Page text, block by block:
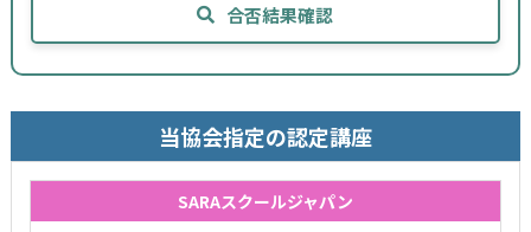
合否結果確認
当協会指定の認定講座
SARAスクールジャパン